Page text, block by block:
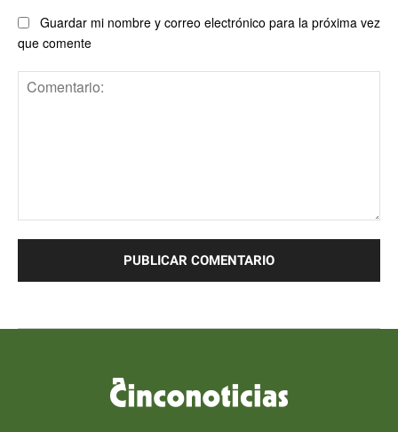
Guardar mi nombre y correo electrónico para la próxima vez
que comente